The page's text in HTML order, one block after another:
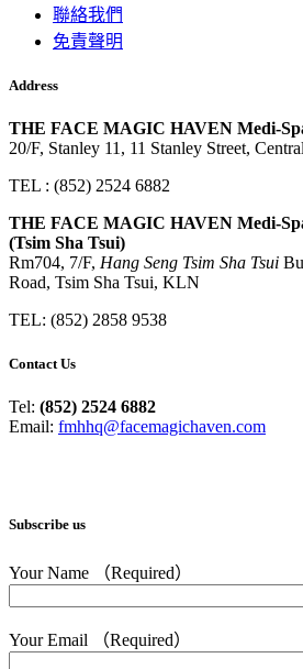
聯絡我們
免責聲明
Address
THE FACE MAGIC HAVEN Medi-
20/F, Stanley 11, 11 Stanley Street,
TEL : (852) 2524 6882
THE FACE MAGIC HAVEN Medi-
(Tsim Sha Tsui)
Rm704, 7/F, Hang Seng Tsim Sha Tsui
Road, Tsim Sha Tsui, KLN
TEL: (852) 2858 9538
Contact Us
Tel: (852) 2524 6882
Email: fmhhq@facemagichaven.com
Subscribe us
Your Name （Required）
Your Email （Required）